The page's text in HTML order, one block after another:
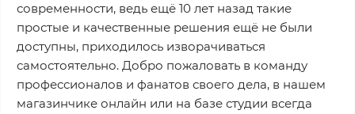
современности, ведь ещё 10 лет назад такие
простые и качественные решения ещё не были
доступны, приходилось изворачиваться
самостоятельно. Добро пожаловать в команду
профессионалов и фанатов своего дела, в нашем
магазинчике онлайн или на базе студии всегда